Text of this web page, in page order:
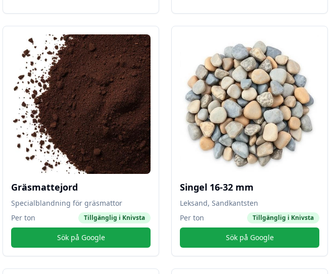
Gräsmattejord
Specialblandning för gräsmattor
Per ton
Tillgänglig i Knivsta
Sök på Google
Singel 16-32 mm
Leksand, Sandkantsten
Per ton
Tillgänglig i Knivsta
Sök på Google